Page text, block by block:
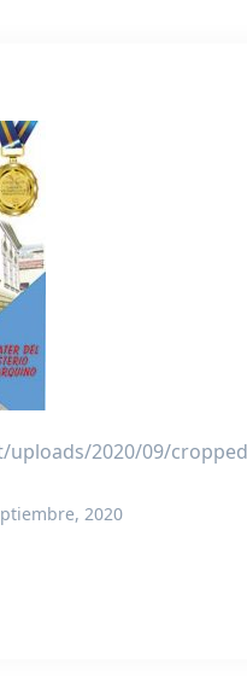
2020/09/
2020